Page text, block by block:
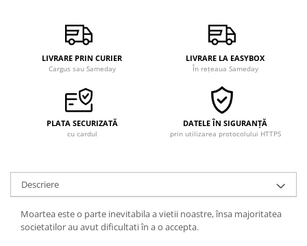
LIVRARE PRIN CURIER
Cargus sau Sameday
LIVRARE LA EASYBOX
În rețeaua Sameday
PLATA SECURIZATĂ
cu cardul
DATELE ÎN SIGURANȚĂ
prin utilizarea protocolului HTTPS
Descriere
Moartea este o parte inevitabila a vietii noastre, însa majoritatea
societatilor au avut dificultati în a o accepta.